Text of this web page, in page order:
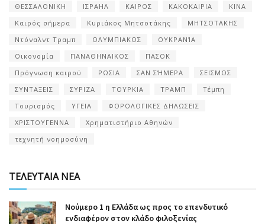
ΘΕΣΣΑΛΟΝΙΚΗ
ΙΣΡΑΗΛ ΚΑΙΡΟΣ ΚΑΚΟΚΑΙΡΙΑ
ΚΙΝΑ
Καιρός σήμερα
Κυριάκος Μητσοτάκης
ΜΗΤΣΟΤΑΚΗΣ
Ντόναλντ Τραμπ
ΟΛΥΜΠΙΑΚΟΣ
ΟΥΚΡΑΝΊΑ
Οικονομία
ΠΑΝΑΘΗΝΑΙΚΟΣ
ΠΑΣΟΚ
Πρόγνωση καιρού
ΡΩΣΙΑ ΣΑΝ ΣΉΜΕΡΑ
ΣΕΙΣΜΟΣ
ΣΥΝΤΑΞΕΙΣ
ΣΥΡΙΖΑ ΤΟΥΡΚΙΑ ΤΡΑΜΠ
Τέμπη
Τουρισμός
ΥΓΕΙΑ
ΦΟΡΟΛΟΓΙΚΕΣ ΔΗΛΩΣΕΙΣ
ΧΡΙΣΤΟΥΓΕΝΝΑ
Χρηματιστήριο Αθηνών
τεχνητή νοημοσύνη
ΤΕΛΕΥΤΑΙΑ ΝΕΑ
Nούμερο 1 η Ελλάδα ως προς το επενδυτικό
ενδιαφέρον στον κλάδο φιλοξενίας